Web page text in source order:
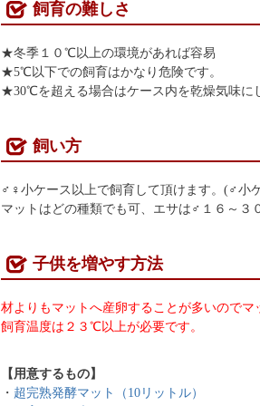
飼育の難しさ
★冬季１０℃以上の環境があれば容易
★5℃以下での飼育はかなり危険です。
★30℃を超える場合はケース内を乾燥気味に
飼い方
♂♀小ケース以上で飼育して頂けます。(♂小
マットはどの種類でも可、エサは♂１６～
子供を増やす方法
材よりもマットへ産卵することが多いのでマ
飼育温度は２３℃以上が必要です。
【用意するもの】
・ 超完熟発酵マット（10リットル）